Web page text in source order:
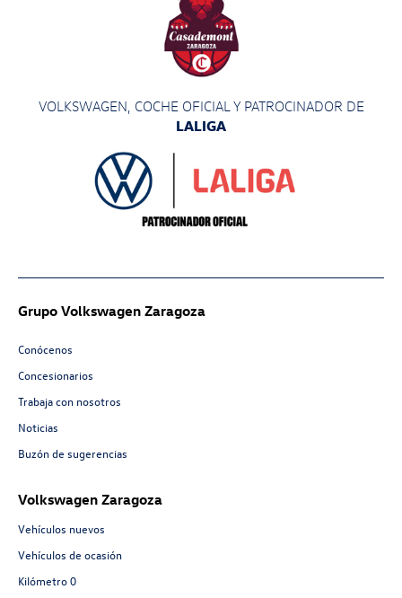
VOLKSWAGEN, COCHE OFICIAL Y PATROCINADOR DE
LALIGA
Grupo Volkswagen Zaragoza
Conócenos
Concesionarios
Trabaja con nosotros
Noticias
Buzón de sugerencias
Volkswagen Zaragoza
Vehículos nuevos
Vehículos de ocasión
Kilómetro 0